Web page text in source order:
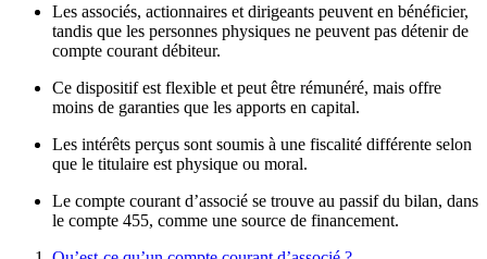
Les associés, actionnaires et dirigeants peuvent en bénéficier,
tandis que les personnes physiques ne peuvent pas détenir de
compte courant débiteur.
Ce dispositif est flexible et peut être rémunéré, mais offre
moins de garanties que les apports en capital.
Les intérêts perçus sont soumis à une fiscalité différente selon
que le titulaire est physique ou moral.
Le compte courant d’associé se trouve au passif du bilan, dans
le compte 455, comme une source de financement.